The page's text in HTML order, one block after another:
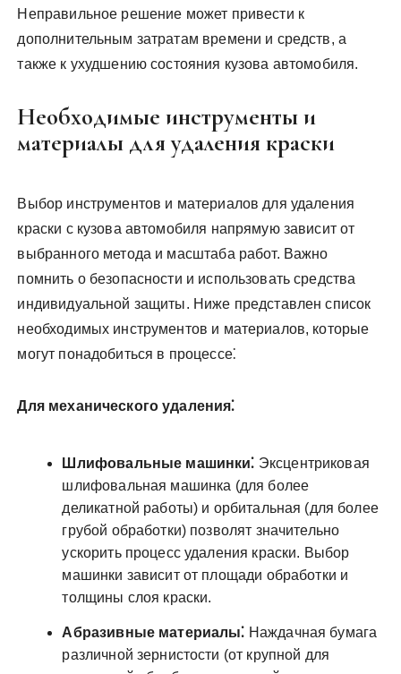
Неправильное решение может привести к
дополнительным затратам времени и средств, а
также к ухудшению состояния кузова автомобиля.
Необходимые инструменты и
материалы для удаления краски
Выбор инструментов и материалов для удаления
краски с кузова автомобиля напрямую зависит от
выбранного метода и масштаба работ. Важно
помнить о безопасности и использовать средства
индивидуальной защиты. Ниже представлен список
необходимых инструментов и материалов, которые
могут понадобиться в процессе⁚
Для механического удаления⁚
Шлифовальные машинки⁚ Эксцентриковая
шлифовальная машинка (для более
деликатной работы) и орбитальная (для более
грубой обработки) позволят значительно
ускорить процесс удаления краски. Выбор
машинки зависит от площади обработки и
толщины слоя краски.
Абразивные материалы⁚ Наждачная бумага
различной зернистости (от крупной для